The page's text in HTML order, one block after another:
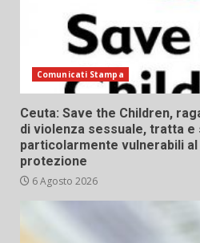
Comunicati Stampa
Ceuta: Save the Children,
di violenza sessuale, tratta
particolarmente vulnerabili
protezione
6 Agosto 2026